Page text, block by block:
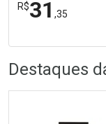
R$31 ,35
Laboratório
Por Menos
Destaques